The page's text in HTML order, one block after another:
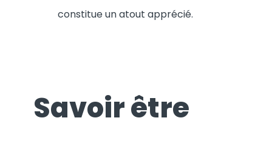
constitue un atout apprécié.
Savoir être